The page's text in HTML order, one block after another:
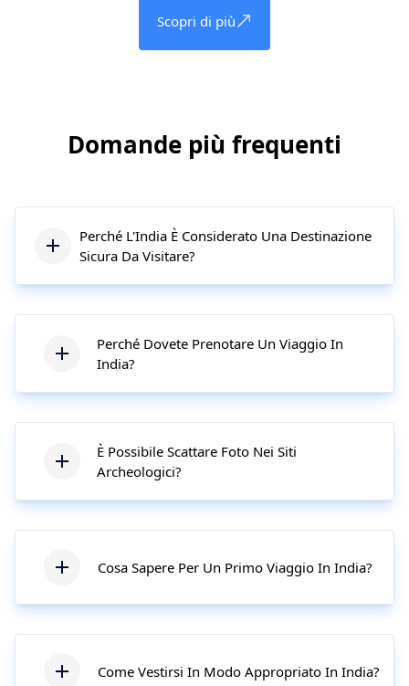
Scopri di più
Domande più frequenti
Perché L'India È Considerato Una Destinazione
Sicura Da Visitare?
Perché Dovete Prenotare Un Viaggio In
India?
È Possibile Scattare Foto Nei Siti
Archeologici?
Cosa Sapere Per Un Primo Viaggio In India?
Come Vestirsi In Modo Appropriato In India?